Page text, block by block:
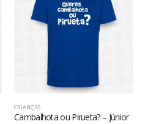
CRIANÇAS
Cambalhota ou Pirueta? – Júnior